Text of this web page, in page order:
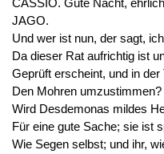
CASSIO. Gute Nacht,
JAGO.
Und wer ist nun, der sagt,
Da dieser Rat aufrichtig ist
Geprüft erscheint, und in der
Den Mohren
Wird Desdemonas mildes
Für eine gute Sache; sie ist
Wie Segen selbst; und ihr,